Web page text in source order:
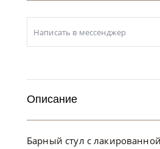
Написать в мессенджер
Описание
Барный стул с